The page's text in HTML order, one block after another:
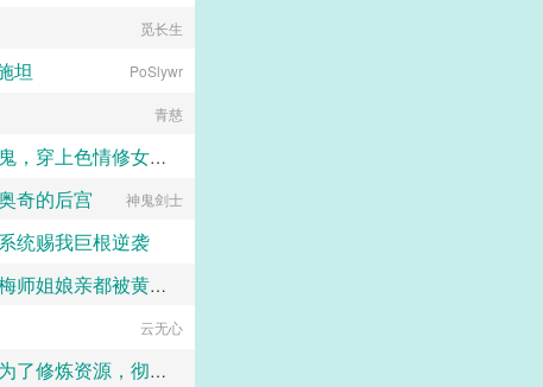
觅长生
坦 PoSlywr
青慈
战力超弱的血族雌小鬼，穿上色情修女服潜入教会后，轻易白给，惨遭触手捕获寄生沦为榨取血脉的杂鱼肉便器
西琳
奇的后宫 神鬼剑士
统赐我巨根逆袭
lzymyyear
身为少宗主的我，青梅师姐娘亲都被黄毛牛走了
江南大刀2012
云无心
仙途沉沦录：关于我为了修炼资源，彻底恶堕成仙门母畜这件事